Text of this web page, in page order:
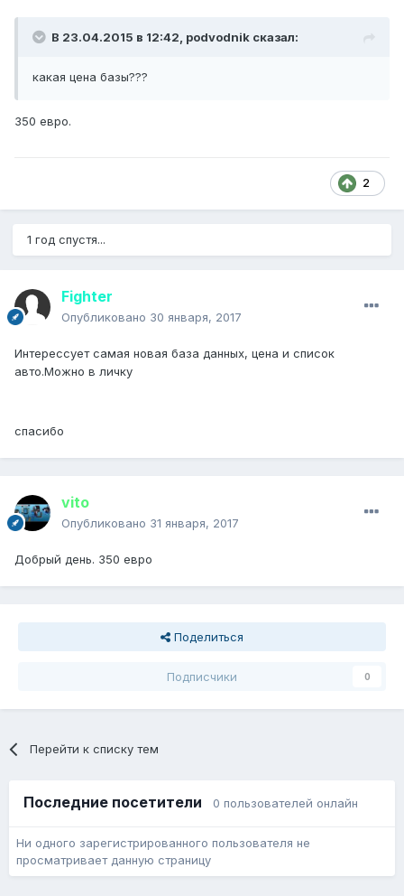
В 23.04.2015 в 12:42, podvodnik сказал:
какая цена базы???
350 евро.
2
1 год спустя...
Fighter
Опубликовано 30 января, 2017
Интерессует самая новая база данных, цена и список
авто.Можно в личку
спасибо
vito
Опубликовано 31 января, 2017
Добрый день. 350 евро
Поделиться
Подписчики 0
Перейти к списку тем
Последние посетители 0 пользователей онлайн
Ни одного зарегистрированного пользователя не
просматривает данную страницу